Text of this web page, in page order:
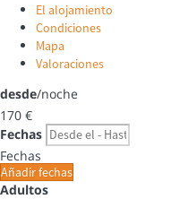
El alojamiento
Condiciones
Mapa
Valoraciones
desde/noche
170 €
Fechas
Fechas
Añadir fechas
Adultos